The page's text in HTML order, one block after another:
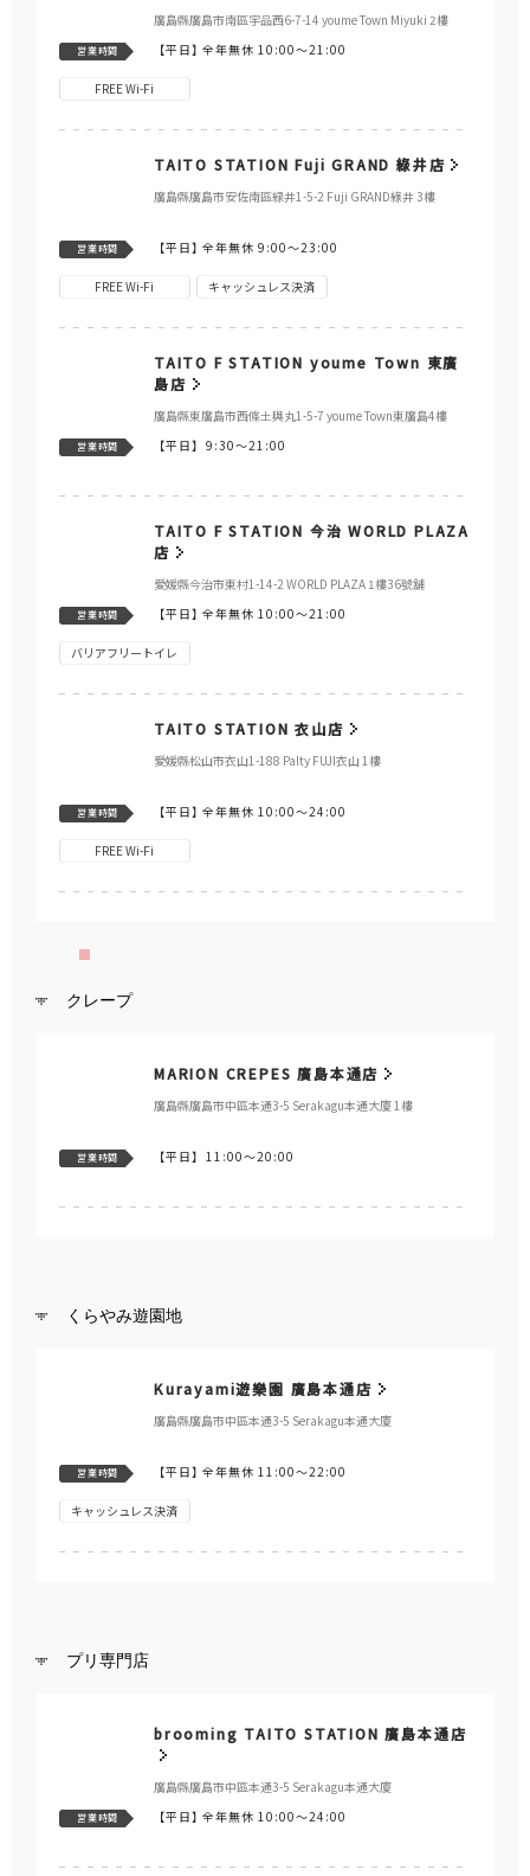
廣島縣廣島市南區宇品西6-7-14 youme Town Miyuki 2樓
営業時間 【平日】全年無休 10:00～21:00
FREE Wi-Fi
TAITO STATION Fuji GRAND 綠井店
廣島縣廣島市安佐南區緑井1-5-2 Fuji GRAND綠井 3樓
営業時間 【平日】全年無休 9:00～23:00
FREE Wi-Fi キャッシュレス決済
TAITO F STATION youme Town 東廣
島店
廣島縣東廣島市西條土與丸1-5-7 youme Town東廣島4樓
営業時間 【平日】 9:30～21:00
TAITO F STATION 今治 WORLD PLAZA
店
愛媛縣今治市東村1-14-2 WORLD PLAZA 1樓36號舖
営業時間 【平日】全年無休 10:00～21:00
バリアフリートイレ
TAITO STATION 衣山店
愛媛縣松山市衣山1-188 Palty FUJI衣山 1樓
営業時間 【平日】全年無休 10:00～24:00
FREE Wi-Fi
クレープ
MARION CREPES 廣島本通店
廣島縣廣島市中區本通3-5 Serakagu本通大廈 1樓
営業時間 【平日】 11:00～20:00
くらやみ遊園地
Kurayami遊樂園 廣島本通店
廣島縣廣島市中區本通3-5 Serakagu本通大廈
営業時間 【平日】全年無休 11:00～22:00
キャッシュレス決済
プリ専門店
brooming TAITO STATION 廣島本通店
廣島縣廣島市中區本通3-5 Serakagu本通大廈
営業時間 【平日】全年無休 10:00～24:00